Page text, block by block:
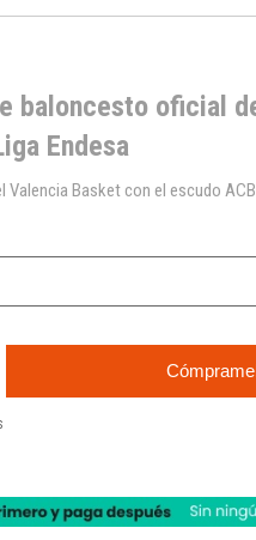
baloncesto oficial
Endesa
Valencia Basket con el escudo ACB